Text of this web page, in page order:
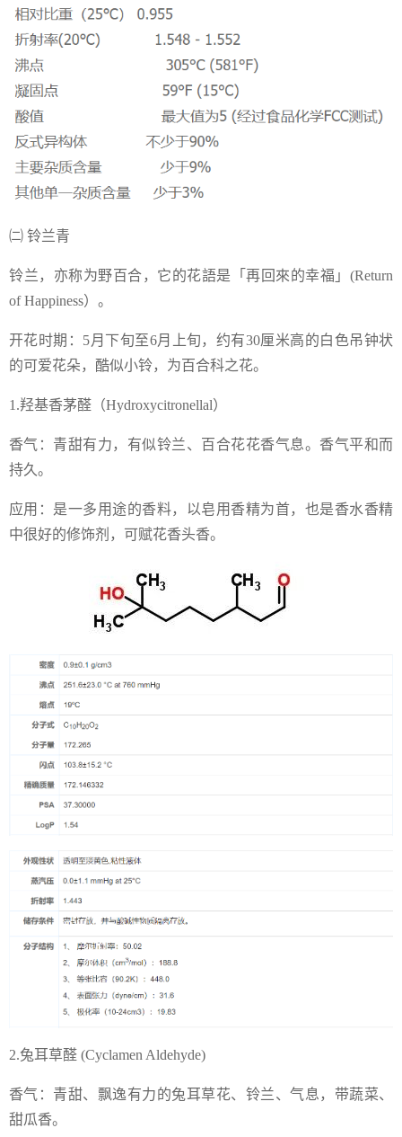
㈡ 铃兰青
铃兰，亦称为野百合，它的花語是「再回來的幸福」(Return
of Happiness）。
开花时期：5月下旬至6月上旬，约有30厘米高的白色吊钟状
的可爱花朵，酷似小铃，为百合科之花。
1.羟基香茅醛（Hydroxycitronellal）
香气：青甜有力，有似铃兰、百合花花香气息。香气平和而
持久。
应用：是一多用途的香料，以皂用香精为首，也是香水香精
中很好的修饰剂，可赋花香头香。
2.兔耳草醛 (Cyclamen Aldehyde)
香气：青甜、飘逸有力的兔耳草花、铃兰、气息，带蔬菜、
甜瓜香。